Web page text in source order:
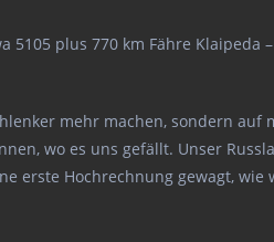
plus 770 km Fähre Klaipeda
mehr machen, sondern auf
wo es uns gefällt. Unser
erste Hochrechnung gewagt, wie